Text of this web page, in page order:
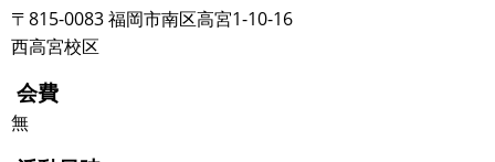
〒815-0083 福岡市南区高宮1-10-16
西高宮校区
会費
無